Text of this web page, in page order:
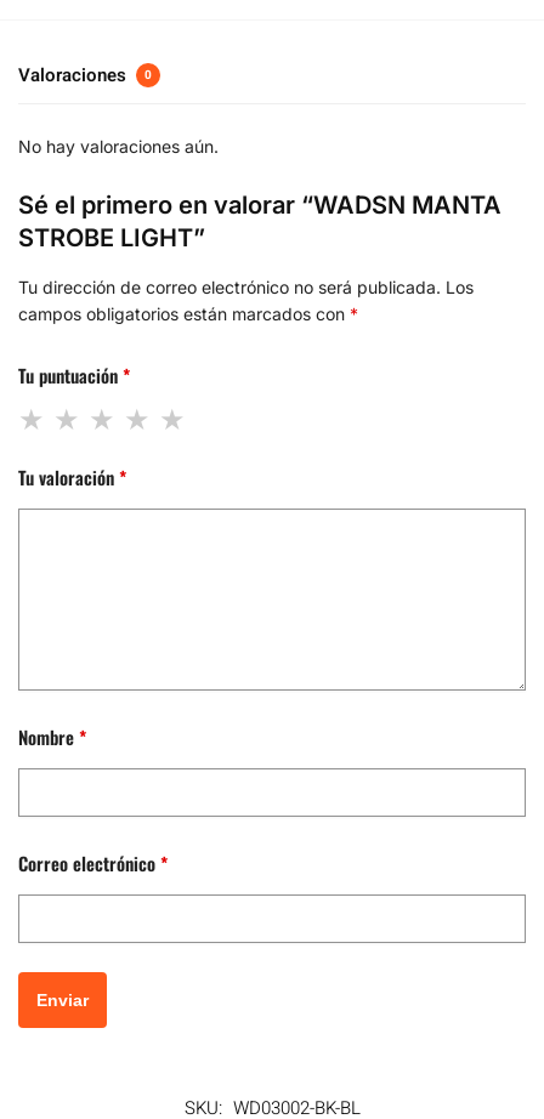
Valoraciones 0
No hay valoraciones aún.
Sé el primero en valorar “WADSN MANTA
STROBE LIGHT”
Tu dirección de correo electrónico no será publicada. Los
campos obligatorios están marcados con *
Tu puntuación*
Tu valoración*
Nombre*
Correo electrónico*
SKU: WD03002-BK-BL